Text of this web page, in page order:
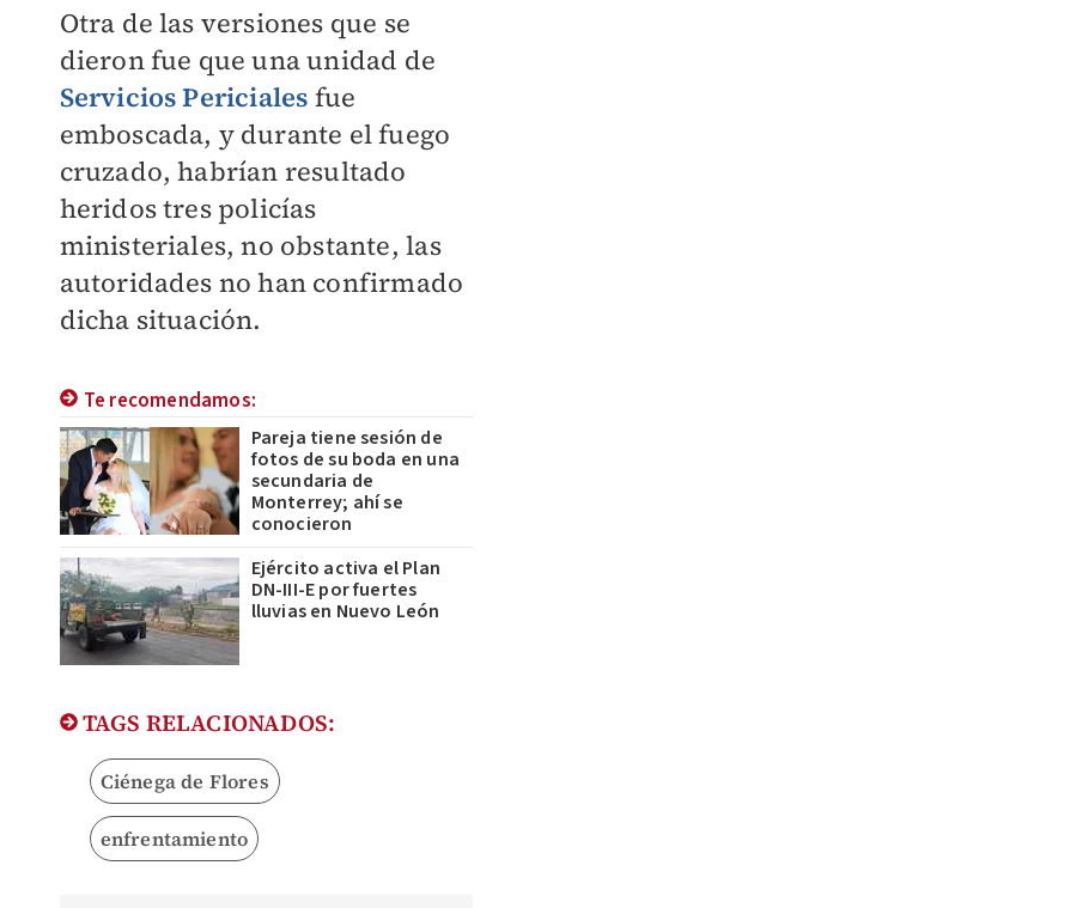
Otra de las versiones que se
dieron fue que una unidad de
Servicios Periciales fue
emboscada, y durante el fuego
cruzado, habrían resultado
heridos tres policías
ministeriales, no obstante, las
autoridades no han confirmado
dicha situación.
Te recomendamos:
Pareja tiene sesión de
fotos de su boda en una
secundaria de
Monterrey; ahí se
conocieron
Ejército activa el Plan
DN-III-E por fuertes
lluvias en Nuevo León
TAGS RELACIONADOS:
Ciénega de Flores
enfrentamiento